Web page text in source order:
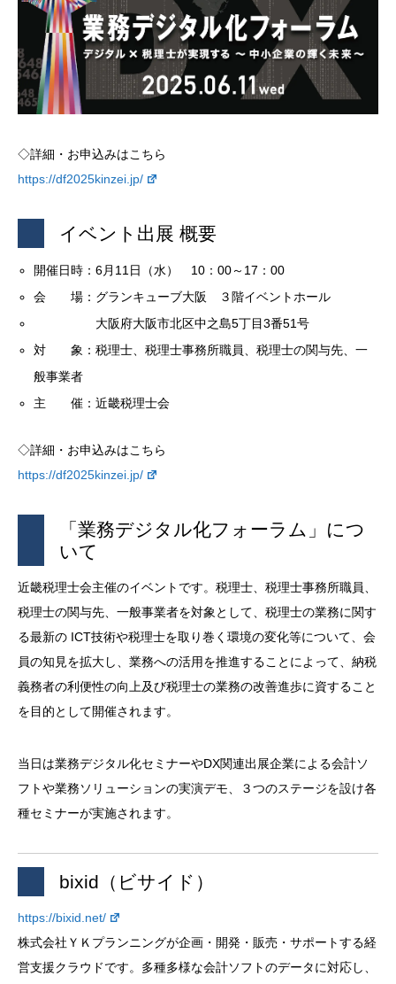
◇詳細・お申込みはこちら
https://df2025kinzei.jp/
イベント出展 概要
開催日時：6月11日（水） 10：00～17：00
会 場：グランキューブ大阪 ３階イベントホール
大阪府大阪市北区中之島5丁目3番51号
対 象：税理士、税理士事務所職員、税理士の関与先、一
般事業者
主 催：近畿税理士会
◇詳細・お申込みはこちら
https://df2025kinzei.jp/
「業務デジタル化フォーラム」につ
いて
近畿税理士会主催のイベントです。税理士、税理士事務所職員、
税理士の関与先、一般事業者を対象として、税理士の業務に関す
る最新の ICT技術や税理士を取り巻く環境の変化等について、会
員の知見を拡大し、業務への活用を推進することによって、納税
義務者の利便性の向上及び税理士の業務の改善進歩に資すること
を目的として開催されます。
当日は業務デジタル化セミナーやDX関連出展企業による会計ソ
フトや業務ソリューションの実演デモ、３つのステージを設け各
種セミナーが実施されます。
bixid（ビサイド）
https://bixid.net/
株式会社ＹＫプランニングが企画・開発・販売・サポートする経
営支援クラウドです。多種多様な会計ソフトのデータに対応し、